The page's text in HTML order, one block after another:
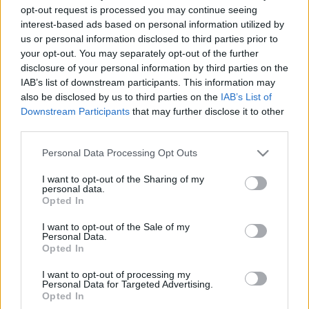
opt-out request is processed you may continue seeing
interest-based ads based on personal information utilized by
us or personal information disclosed to third parties prior to
your opt-out. You may separately opt-out of the further
disclosure of your personal information by third parties on the
IAB’s list of downstream participants. This information may
also be disclosed by us to third parties on the IAB’s List of
Downstream Participants that may further disclose it to other
Please note that this website/app uses one or more Google
not limited to your visit or usage behaviour. You may click to
grant or deny consent to Google and its third-party tags to
use your data for below specified purposes in below Google
consent section.
Personal Data Processing Opt Outs
I want to opt-out of the Sharing of my
personal data.
Opted In
I want to opt-out of the Sale of my
Personal Data.
Opted In
I want to opt-out of processing my
Personal Data for Targeted Advertising.
Opted In
A cigánytábor a cirkuszba megy
Bartabaslovas cirkusza, aZingaro Battutacímmel
egy cigánytábor életét esküvőtől temetésig egyórás
zenés párbajban prezentálja. Folyamatos
crescendoban küzd meg a balkáni (Kusturica-
filmekből jól ismert) rezesbanda es a magyar
cigányzenét játszó vonósok. Költői szépségű a
porond : belépve friss víz illata csap meg, középen
hatalmas vízoszlop omlik alá, előbb kékes, az
futama végén egymást kitúrva tusolnak alatta a
lovak. Megkapó mindenfajta pátosz mellőzése,
a virtuskodó ifjak egészen párducmintás
alsónadrágos sztriptizig mennek el a hölgy
kegyeiért, aki hófehér paripán, végtelenített fátyollal
galoppozik. Minden a helyére kerül ; az arra kóborló
medve is nőhoz jut (együtt nevelgetik a bocsokat), a
halott vajda sírjára fokhagymakoszorú, a